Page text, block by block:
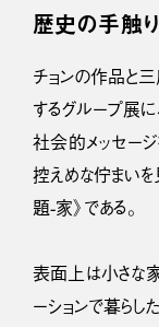
歴史の手触
チョンの作品と
するグループ展
社会的メッセー
控えめな佇まい
題-家》である。
表面上は小さな
ーションで暮ら